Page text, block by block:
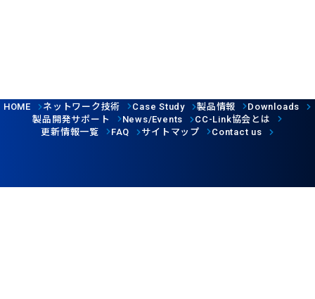
HOME ネットワーク技術 Case Study 製品情報 Downloads
製品開発サポート News/Events CC-Link協会とは
更新情報一覧
FAQ サイトマップ Contact us